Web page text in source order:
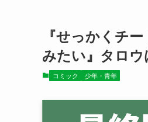
『せっかくチ
みたい』タロ
コミック 少年・青年